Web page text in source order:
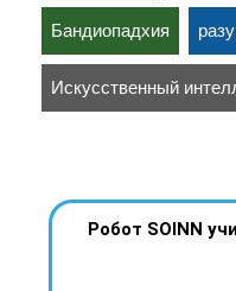
Бандиопадхия
Искусственный
Робот SOINN